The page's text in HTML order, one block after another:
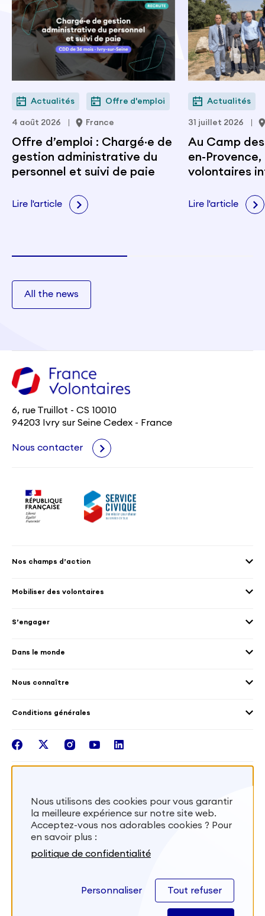
Actualités Offre d'emploi
4 août 2026 France
Offre d’emploi : Chargé·e de
gestion administrative du
personnel et suivi de paie
Lire l'article
Actualités
31 juillet 2026
Au Camp
en-
volontaires
citoyenneté
Lire l'article
All the news
6, rue Truillot - CS 10010
94203 Ivry sur Seine Cedex - France
Nous contacter
Nos champs d’action
Culture et patrimoine
Mobilités croisées
Santé
Mobiliser des volontaires
Accueillir des volontaires
S’engager
Les différents dispositifs de volontariat
Dans le monde
Nous connaître
Les missions de France Volontaires
Intégrer nos équipes
Conditions générales
facebook
twitterinstagram
youtubelinkedin
S'inscrire
Besoin d’aide? Visitez notre foire aux
Nous utilisons des cookies pour vous garantir
la meilleure expérience sur notre site web.
Acceptez-vous nos adorables cookies ? Pour
en savoir plus :
politique de confidentialité
Personnaliser Tout refuser